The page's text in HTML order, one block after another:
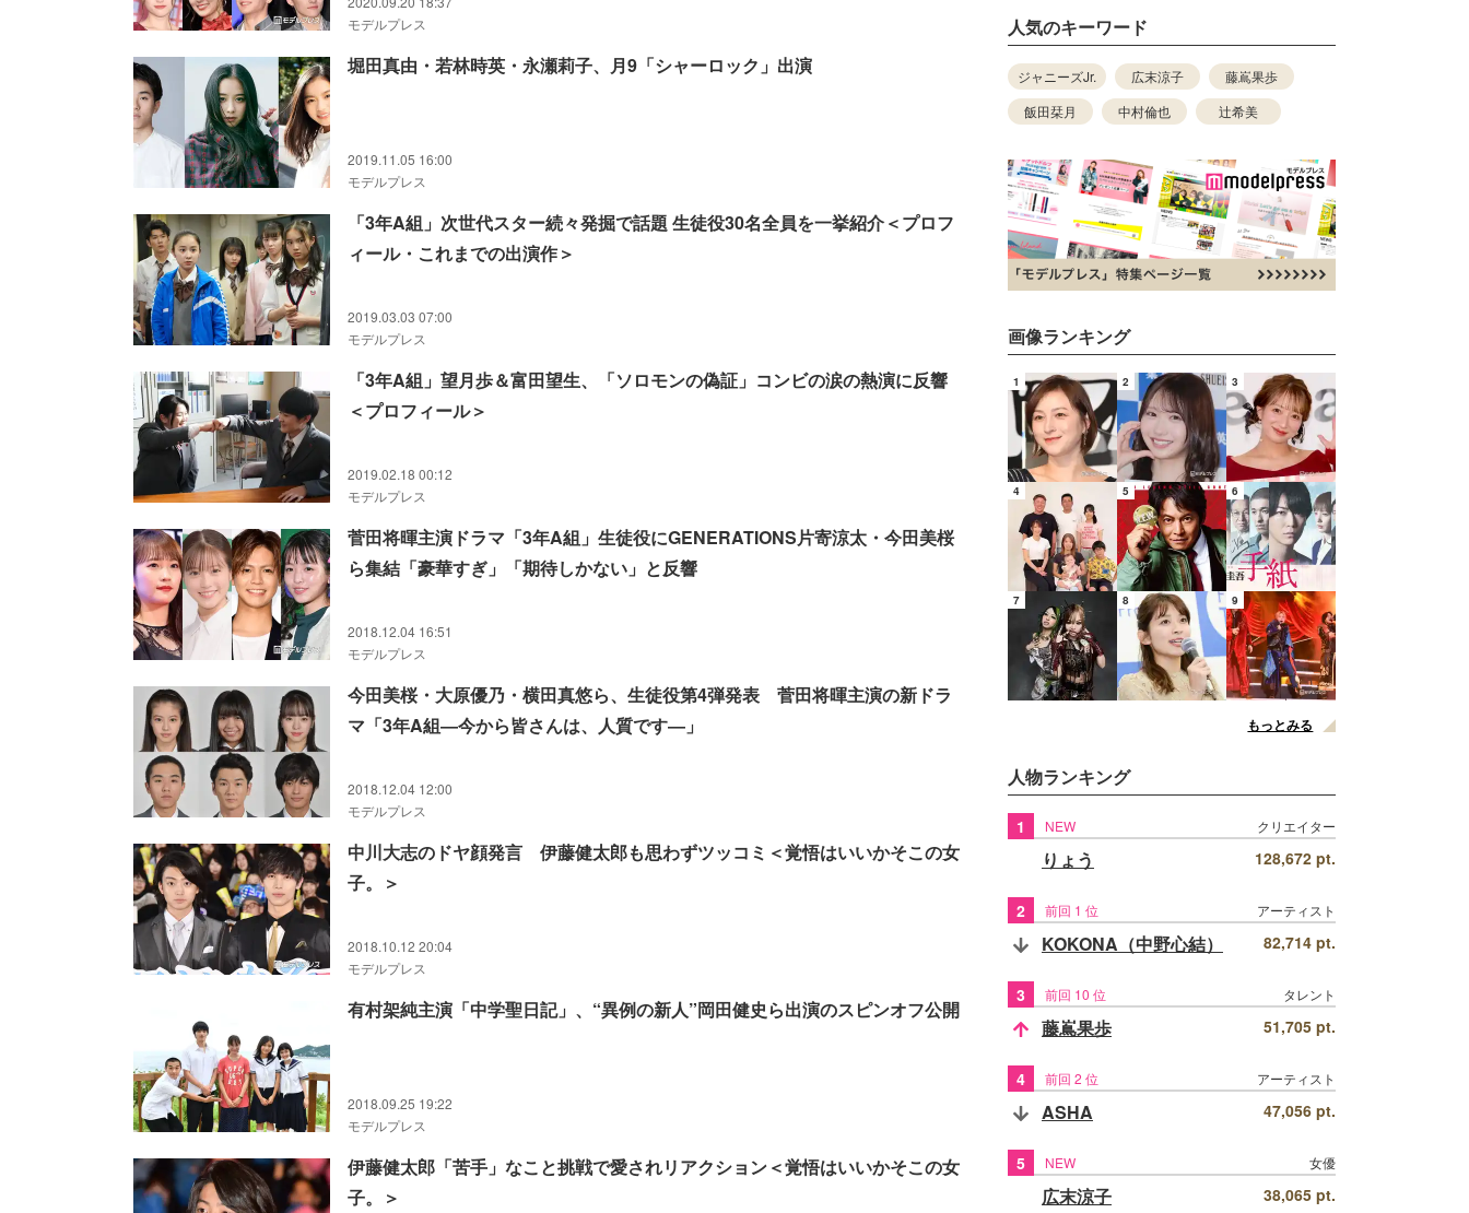
モデルプレス
堀田真由・若林時英・永瀬莉子、月9「シャーロック」出演
2019.11.05 16:00
モデルプレス
「3年A組」次世代スター続々発掘で話題 生徒役30名全員を一挙紹介＜プロフ
ィール・これまでの出演作＞
2019.03.03 07:00
モデルプレス
「3年A組」望月歩＆富田望生、「ソロモンの偽証」コンビの涙の熱演に反響
＜プロフィール＞
2019.02.18 00:12
モデルプレス
菅田将暉主演ドラマ「3年A組」生徒役にGENERATIONS片寄涼太・今田美桜
ら集結「豪華すぎ」「期待しかない」と反響
2018.12.04 16:51
モデルプレス
今田美桜・大原優乃・横田真悠ら、生徒役第4弾発表 菅田将暉主演の新ドラ
マ「3年A組―今から皆さんは、人質です―」
2018.12.04 12:00
モデルプレス
中川大志のドヤ顔発言 伊藤健太郎も思わずツッコミ＜覚悟はいいかそこの女
子。＞
2018.10.12 20:04
モデルプレス
有村架純主演「中学聖日記」、“異例の新人”岡田健史ら出演のスピンオフ公開
2018.09.25 19:22
モデルプレス
伊藤健太郎「苦手」なこと挑戦で愛されリアクション＜覚悟はいいかそこの女
子。＞
人気のキーワード
ジャニーズJr. 広末涼子
藤嶌果歩
飯田栞月
中村倫也 辻希美
画像ランキング
1 2 3
4 5 6
7 8 9
もっとみる
人物ランキング
1 NEW クリエイター
りょう 128,672 pt.
2 前回 1 位 アーティスト
KOKONA（中野心結） 82,714 pt.
3 前回 10 位 タレント
藤嶌果歩 51,705 pt.
4 前回 2 位 アーティスト
ASHA 47,056 pt.
5 NEW 女優
広末涼子 38,065 pt.